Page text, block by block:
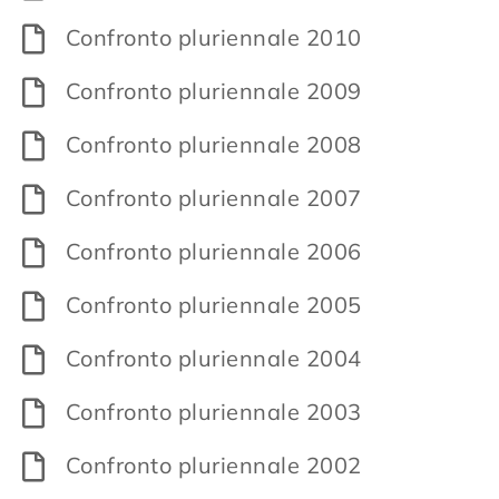
Confronto pluriennale 2010
Confronto pluriennale 2009
Confronto pluriennale 2008
Confronto pluriennale 2007
Confronto pluriennale 2006
Confronto pluriennale 2005
Confronto pluriennale 2004
Confronto pluriennale 2003
Confronto pluriennale 2002